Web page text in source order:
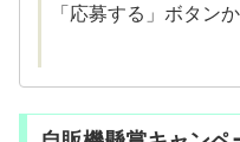
「応募する」ボタン